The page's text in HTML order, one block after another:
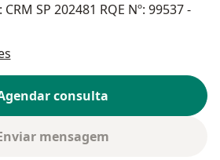
SP 202481 RQE Nº: 99537 -
consulta
mensagem